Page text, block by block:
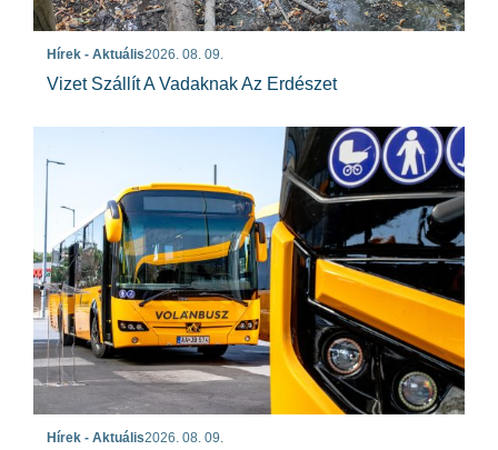
Hírek - Aktuális2026. 08. 09.
Vizet Szállít A Vadaknak Az Erdészet
Hírek - Aktuális2026. 08. 09.